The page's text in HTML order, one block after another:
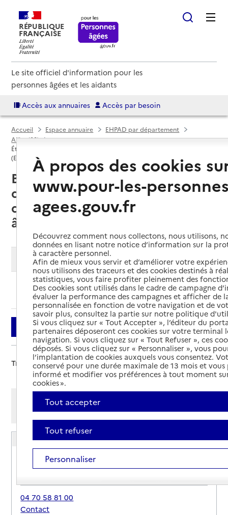
RÉPUBLIQUE
FRANÇAISE
Le site officiel d'information pour les
personnes âgées et les aidants
Accès aux annuaires Accès par besoin
Accueil Espace annuaire
EHPAD par département
Allier (03)
Établissement d'hébergement pour personnes âgées dépendantes
(EHPAD)
Bellerive-sur-Allier (03700) : liste
des 3 établissements
d'hébergement pour personnes
âgées dépendantes (EHPAD)
Modifier ma recherche
Ajouter cette recherche aux favoris
Filtrer
Trier par :
Afficher les résultats par:
Mode liste
Mode carte
EHPAD Pierre Masseboeuf
Adresse
7 chemin des Tribles
03700-Bellerive-sur-Allier
04 70 58 81 00
Contact
À propos des cookies
www.pour-les-
agees.gouv.fr
Découvrez comment nous collectons, nous utilisons,
données en lisant notre notice d’information sur la
à caractère personnel.
Afin de mieux vous servir et d’améliorer votre
nous utilisons des traceurs et des cookies destinés à
statistiques, vous faire profiter pleinement des
Des cookies sont utilisés dans le cadre de campagne
évaluer la performance des campagnes et afficher de
personnalisée en fonction de votre navigation et de
savoir plus, consultez la partie sur notre politique
Si vous cliquez sur « Tout Accepter », l’éditeur du
partenaires déposeront ces cookies sur votre terminal
navigation. Si vous cliquez sur « Tout Refuser », ces
déposés. Si vous cliquez sur « Personnaliser », vous
l’implantation de cookies auxquels vous consentez.
conservé pour une durée maximale de 13 mois et
informé et modifier vos préférences à tout moment
cookies ».
Tout accepter
Tout refuser
Personnaliser